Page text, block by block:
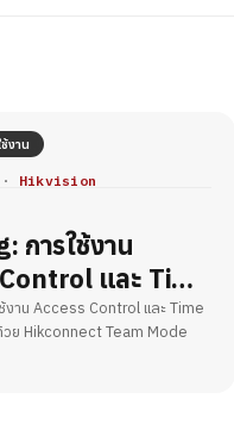
งาน
Hikvision
การใช้งาน
และ Time
ด้วย
Team Mode
งาน Access Control และ Time
ย Hikconnect Team Mode